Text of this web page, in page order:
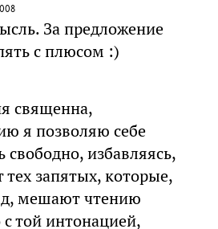
За предложение
с плюсом :)
священна,
я позволяю себе
свободно, избавляясь,
запятых, которые,
мешают чтению
той интонацией,